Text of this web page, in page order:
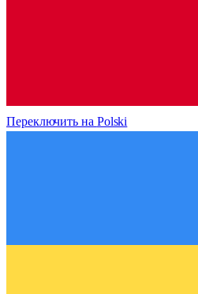
Переключить на Polski